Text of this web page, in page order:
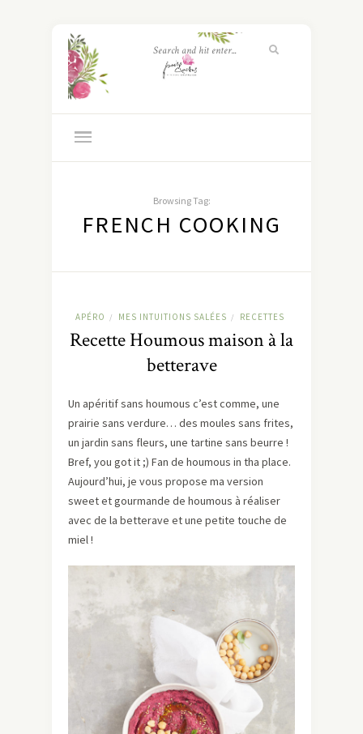
Browsing Tag:
FRENCH COOKING
APÉRO / MES INTUITIONS SALÉES / RECETTES
Recette Houmous maison à la
betterave
Un apéritif sans houmous c’est comme, une
prairie sans verdure… des moules sans frites,
un jardin sans fleurs, une tartine sans beurre !
Bref, you got it ;) Fan de houmous in tha place.
Aujourd’hui, je vous propose ma version
sweet et gourmande de houmous à réaliser
avec de la betterave et une petite touche de
miel !